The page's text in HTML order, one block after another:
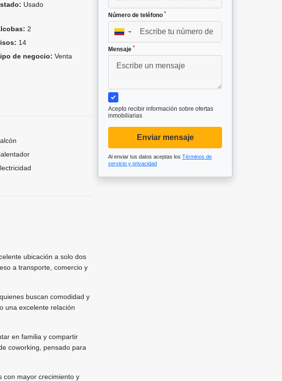
Usado
2
14
de negocio: Venta
ubicación a solo dos
a transporte, comercio y
buscan comodidad y
una excelente relación
en familia y compartir
coworking, pensado para
con mayor crecimiento y
Número de teléfono *
▼
Mensaje *
Acepto recibir información sobre ofertas
inmobiliarias
Enviar mensaje
Al enviar tus datos aceptas los Términos de
servicio y privacidad